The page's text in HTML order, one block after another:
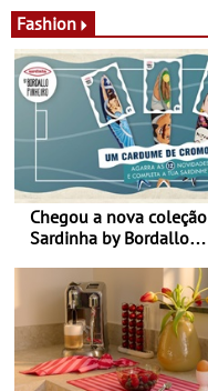
Fashion
Chegou a nova coleção
Sardinha by Bordallo